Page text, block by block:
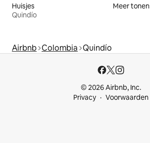
Huisjes
Quindío
Meer tonen
Airbnb Colombia Quindío
© 2026 Airbnb, Inc.
Privacy
Voorwaarden